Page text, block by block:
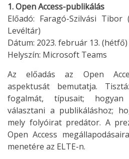
1. Open Access-publikálás
Előadó: Faragó-Szilvási Tibor
Levéltár)
Dátum: 2023. február 13. (hétfő)
Helyszín: Microsoft Teams
Az előadás az Open
aspektusát bemutatja.
fogalmát, típusait;
választani a publikáláshoz;
mely folyóirat predátor. A
Open Access
menetére az ELTE-n.